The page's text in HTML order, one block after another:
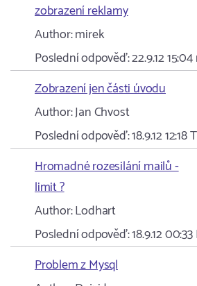
zobrazení reklamy
Author:mirek
Poslední odpověď:22.9.12 15:04
Zobrazení jen části úvodu
Author:Jan Chvost
Poslední odpověď:18.9.12 12:18
Hromadné rozesilání mailů -
limit ?
Author:Lodhart
Poslední odpověď:18.9.12 00:33
Problem z Mysql